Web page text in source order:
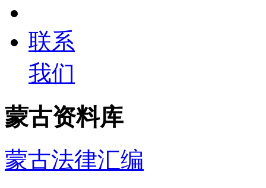
联系
我们
蒙古资料库
蒙古法律汇编